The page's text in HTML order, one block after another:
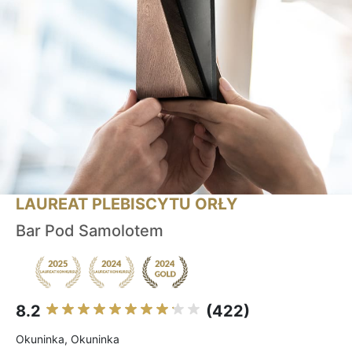
LAUREAT PLEBISCYTU ORŁY
Bar Pod Samolotem
8.2 (422)
Okuninka, Okuninka